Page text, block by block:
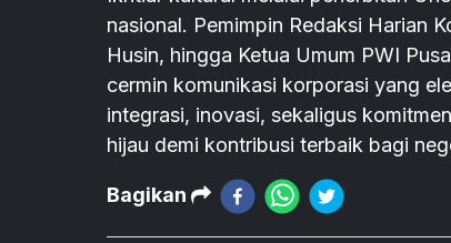
nasional. Pemimpin Redaksi Harian
Husin, hingga Ketua Umum PWI
cermin komunikasi korporasi yang
integrasi, inovasi, sekaligus
hijau demi kontribusi terbaik bagi
Bagikan